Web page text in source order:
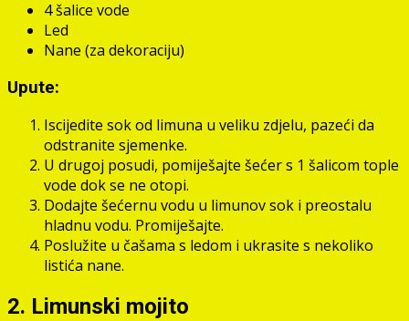
4 šalice vode
Led
Nane (za dekoraciju)
Upute:
Iscijedite sok od limuna u veliku zdjelu, pazeći da
odstranite sjemenke.
U drugoj posudi, pomiješajte šećer s 1 šalicom tople
vode dok se ne otopi.
Dodajte šećernu vodu u limunov sok i preostalu
hladnu vodu. Promiješajte.
Poslužite u čašama s ledom i ukrasite s nekoliko
listića nane.
2. Limunski mojito